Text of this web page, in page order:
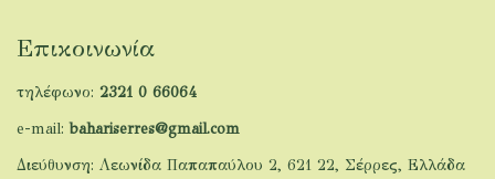
Επικοινωνία
τηλέφωνο: 2321 0 66064
e-mail:bahariserres@gmail.com
Διεύθυνση: Λεωνίδα Παπαπαύλου 2, 621 22, Σέρρες, Ελλάδα